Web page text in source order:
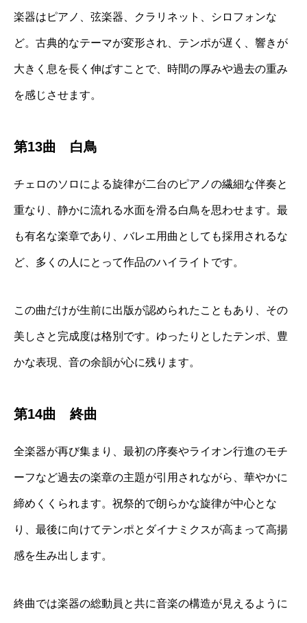
楽器はピアノ、弦楽器、クラリネット、シロフォンな
ど。古典的なテーマが変形され、テンポが遅く、響きが
大きく息を長く伸ばすことで、時間の厚みや過去の重み
を感じさせます。
第13曲 白鳥
チェロのソロによる旋律が二台のピアノの繊細な伴奏と
重なり、静かに流れる水面を滑る白鳥を思わせます。最
も有名な楽章であり、バレエ用曲としても採用されるな
ど、多くの人にとって作品のハイライトです。
この曲だけが生前に出版が認められたこともあり、その
美しさと完成度は格別です。ゆったりとしたテンポ、豊
かな表現、音の余韻が心に残ります。
第14曲 終曲
全楽器が再び集まり、最初の序奏やライオン行進のモチ
ーフなど過去の楽章の主題が引用されながら、華やかに
締めくくられます。祝祭的で朗らかな旋律が中心とな
り、最後に向けてテンポとダイナミクスが高まって高揚
感を生み出します。
終曲では楽器の総動員と共に音楽の構造が見えるように